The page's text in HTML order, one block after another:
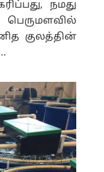
நமது
குலத்தின்